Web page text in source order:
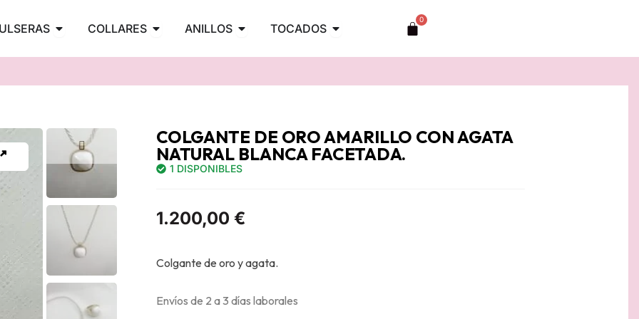
Abrir PULSERAS
COLLARES Abrir COLLARES
ANILLOS Abrir ANILLOS
TOCADOS Abrir TOCADOS 0
Carrito
COLGANTE DE ORO AMARILLO CON AGATA
NATURAL BLANCA FACETADA.
1 DISPONIBLES
1.200,00 €
Colgante de oro y agata.
Envíos de 2 a 3 días laborales